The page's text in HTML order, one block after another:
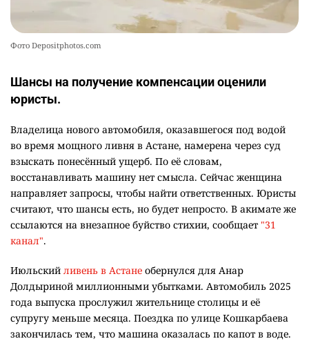
Фото Depositphotos.com
Шансы на получение компенсации оценили
юристы.
Владелица нового автомобиля, оказавшегося под водой
во время мощного ливня в Астане, намерена через суд
взыскать понесённый ущерб. По её словам,
восстанавливать машину нет смысла. Сейчас женщина
направляет запросы, чтобы найти ответственных. Юристы
считают, что шансы есть, но будет непросто. В акимате же
ссылаются на внезапное буйство стихии, сообщает "31
канал".
Июльский ливень в Астане обернулся для Анар
Долдыриной миллионными убытками. Автомобиль 2025
года выпуска прослужил жительнице столицы и её
супругу меньше месяца. Поездка по улице Кошкарбаева
закончилась тем, что машина оказалась по капот в воде.